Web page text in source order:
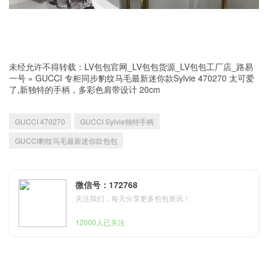
未经允许不得转载： LV包包官网_LV包包货源_LV包包工厂店_路易
一号 » GUCCI 专柜同步豹纹马毛最新迷你款Sylvie 470270 太可爱
了,新独特的手柄，多彩色肩带设计 20cm
GUCCI 470270
GUCCI Sylvie独特手柄
GUCCI豹纹马毛最新迷你款包包
微信号：172768
关注我们，每天分享更多包包资讯！
12000人已关注